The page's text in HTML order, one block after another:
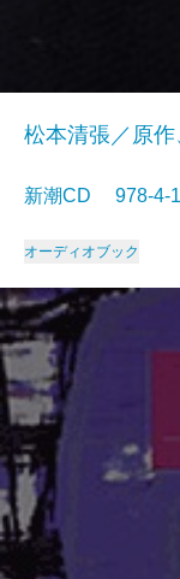
松本清張／原
新潮CD 978-4-
オーディオブック